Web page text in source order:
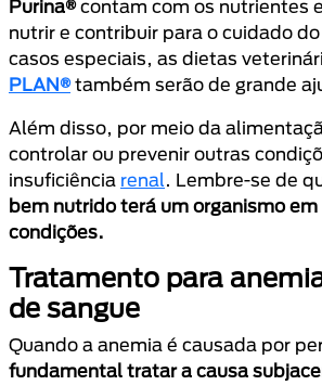
Purina®contam com os nutrientes
nutrir e contribuir para o cuidado
casos especiais, as dietas
PLAN®também serão de grande
Além disso, por meio da
controlar ou prevenir outras
insuficiência renal. Lembre-se de
bem nutrido terá um organismo
condições.
Tratamento para
de sangue
Quando a anemia é causada por
fundamental tratar a causa